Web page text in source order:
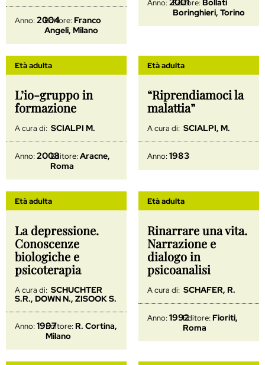
Anno:2004
Editore:Franco
Angeli, Milano
Anno: Editore:Bollati
Boringhieri, Torino
Età adulta
L’io-gruppo in
formazione
A cura di: SCIALPI M.
Anno:2008Editore:Aracne,
Roma
Età adulta
“Riprendiamoci la
malattia”
A cura di: SCIALPI, M.
Anno:1983
Età adulta
La depressione.
Conoscenze
biologiche e
psicoterapia
A cura di: SCHUCHTER
S.R., DOWN N., ZISOOK S.
Anno:1997Editore:R. Cortina,
Milano
Età adulta
Rinarrare una vita.
Narrazione e
dialogo in
psicoanalisi
A cura di: SCHAFER, R.
Anno:1992Editore:Fioriti,
Roma